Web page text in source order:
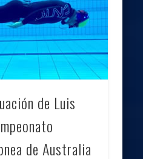
de Luis
de Australia